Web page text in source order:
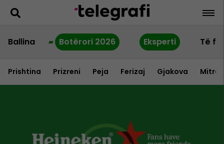
Ballina Botërori 2026 Eksperti Të
Prishtina Prizreni Peja Ferizaj Gjakova